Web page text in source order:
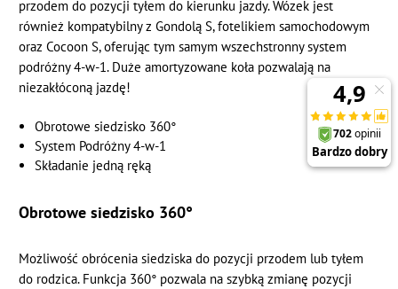
przodem do pozycji tyłem do kierunku jazdy. Wózek jest
również kompatybilny z Gondolą S, fotelikiem samochodowym
oraz Cocoon S, oferując tym samym wszechstronny system
podróżny 4-w-1. Duże amortyzowane koła pozwalają na
niezakłóconą jazdę!
Obrotowe siedzisko 360°
System Podróżny 4-w-1
Składanie jedną ręką
Obrotowe siedzisko 360°
Możliwość obrócenia siedziska do pozycji przodem lub tyłem
do rodzica. Funkcja 360° pozwala na szybką zmianę pozycji